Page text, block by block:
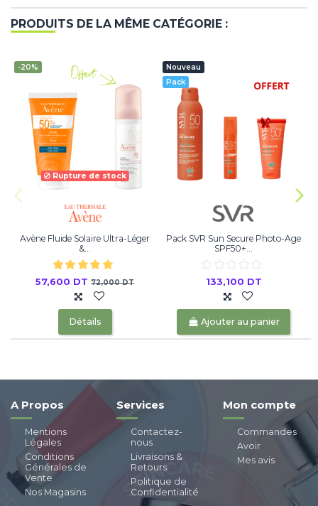
PRODUITS DE LA MÊME CATÉGORIE :
-20%
Rupture de stock
Avène Fluide Solaire Ultra-Léger
&...
57,600 DT72,000 DT
Détails
Nouveau
Pack
Pack SVR Sun Secure Photo-Age
SPF50+...
133,100 DT
Ajouter au panier
A Propos
Mentions
Légales
Conditions
Générales de
Vente
Nos Magasins
Services
Contactez-
nous
Livraisons &
Retours
Politique de
Confidentialité
Mon compte
Commandes
Avoir
Mes avis